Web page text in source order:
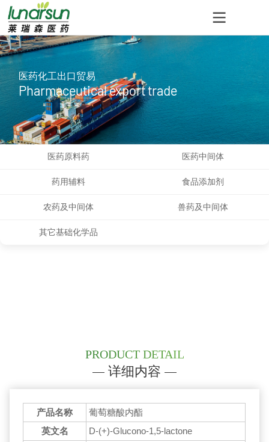
医药化工出口贸易
Pharmaceutical export trade
医药原料药 医药中间体
药用辅料 食品添加剂
农药及中间体 兽药及中间体
其它基础化学品
PRODUCT DETAIL
详细内容
产品名称
葡萄糖酸内酯
英文名
D-(+)-Glucono-1,5-lactone